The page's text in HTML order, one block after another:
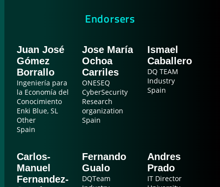
Endorsers
Juan José
Gómez
Borrallo
Ingeniería para
la Economía del
Conocimiento
Enki Blue, SL
Other
Spain
Jose María
Ochoa
Carriles
ONESEQ
CyberSecurity
Research
organization
Spain
Ismael
Caballero
DQ TEAM
Industry
Spain
Carlos-
Manuel
Fernandez-
Fernando
Gualo
DQTeam
Andres
Prado
IT Director